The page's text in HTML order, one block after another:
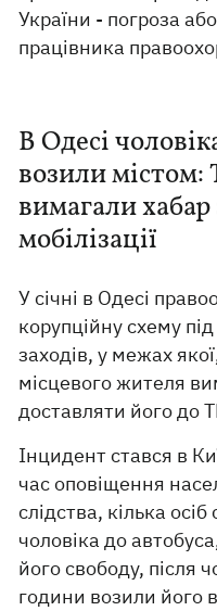
України - погроза
працівника
В Одесі
возили
вимагали
мобілізації
У січні в Одесі
корупційну схему
заходів, у межах
місцевого жителя
доставляти його до
Інцидент стався в
час оповіщення
слідства, кілька
чоловіка до
його свободу, після
години возили його